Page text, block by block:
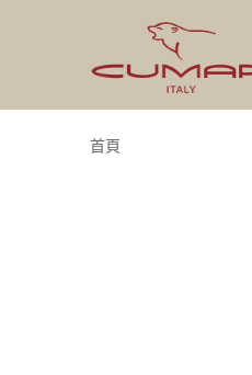
首頁